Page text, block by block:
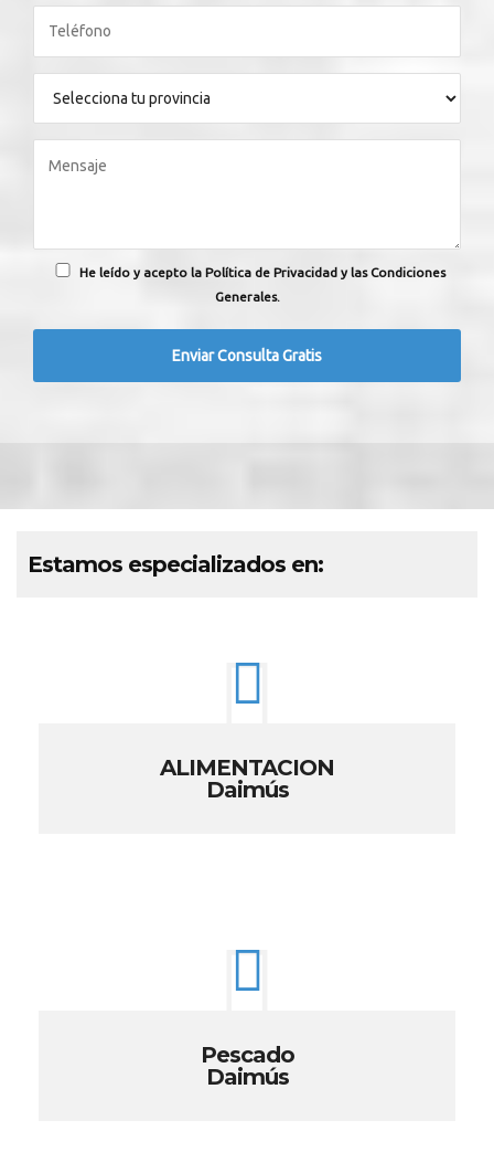
He leído y acepto la Política de Privacidad y las Condiciones
Generales.
Estamos especializados en:
ALIMENTACION
Daimús
Pescado
Daimús